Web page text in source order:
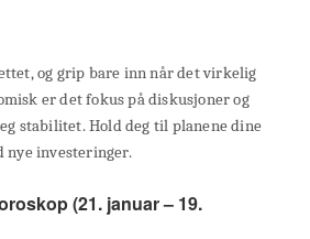
og grip bare inn når det virkelig
er det fokus på diskusjoner og
stabilitet. Hold deg til planene dine
investeringer.
(21. januar – 19.